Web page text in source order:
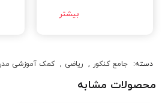
دسته: جامع کنکور , ریاضی , کمک آموزشی
محصولات مشابه